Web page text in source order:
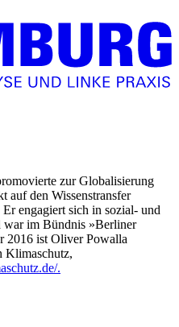
zur Globalisierung
auf den Wissenstransfer
engagiert sich in sozial- und
war im Bündnis »Berliner
2016 ist Oliver Powalla
Klimaschutz,
.